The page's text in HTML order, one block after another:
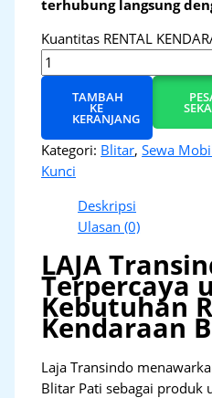
terhubung langsung
Kuantitas RENTAL
TAMBAH
KE
KERANJANG
Kategori: Blitar,Sewa
Kunci
Deskripsi
Ulasan (0)
LAJA
Terpercaya
Kebutuhan
Kendaraan
Laja Transindo
Blitar Pati sebagai produk